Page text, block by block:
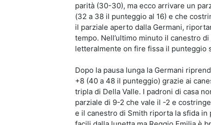
parità (30-30), ma ecco arrivare un
(32 a 38 il punteggio al 16) e che
il parziale aperto dalla Germani,
tempo. Nell’ultimo minuto il canestro
letteralmente on fire fissa il punteggio
Dopo la pausa lunga la Germani
+8 (40 a 48 il punteggio) grazie ai
tripla di Della Valle. I padroni di casa
parziale di 9-2 che vale il -2 e
e il canestro di Smith riporta la sfida